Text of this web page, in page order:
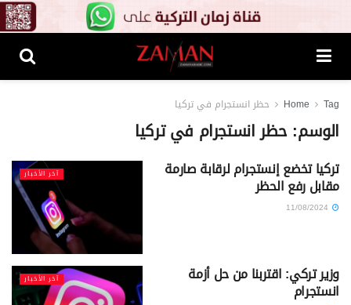
Home Tag حظر انستجرام في تركيا
الوسم:حظر انستجرام في تركيا
آخر الأخبار تركيا تخضع إنستجرام لرقابة صارمة
مقابل رفع الحظر
آخر الأخبار وزير تركي: اقتربنا من حل أزمة
انستجرام